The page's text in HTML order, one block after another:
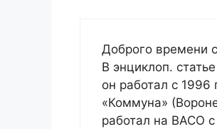
Доброго времени
В энциклоп.
он работал с 1996
«Коммуна»
работал на ВАСО